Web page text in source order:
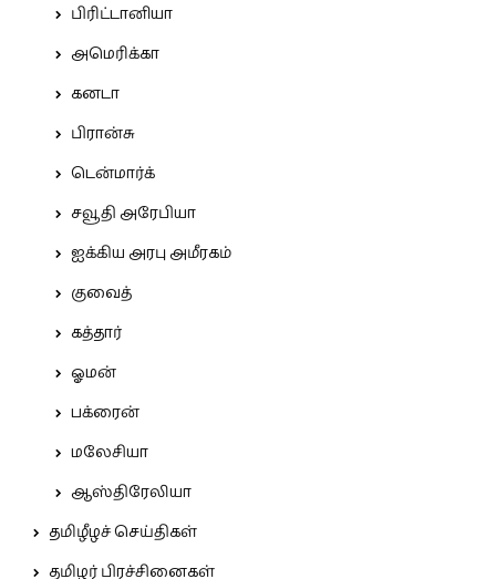
பிரிட்டானியா
அமெரிக்கா
கனடா
பிரான்சு
டென்மார்க்
சவூதி அரேபியா
ஐக்கிய அரபு அமீரகம்
குவைத்
கத்தார்
ஓமன்
பக்ரைன்
மலேசியா
ஆஸ்திரேலியா
தமிழீழச் செய்திகள்
தமிழர் பிரச்சினைகள்